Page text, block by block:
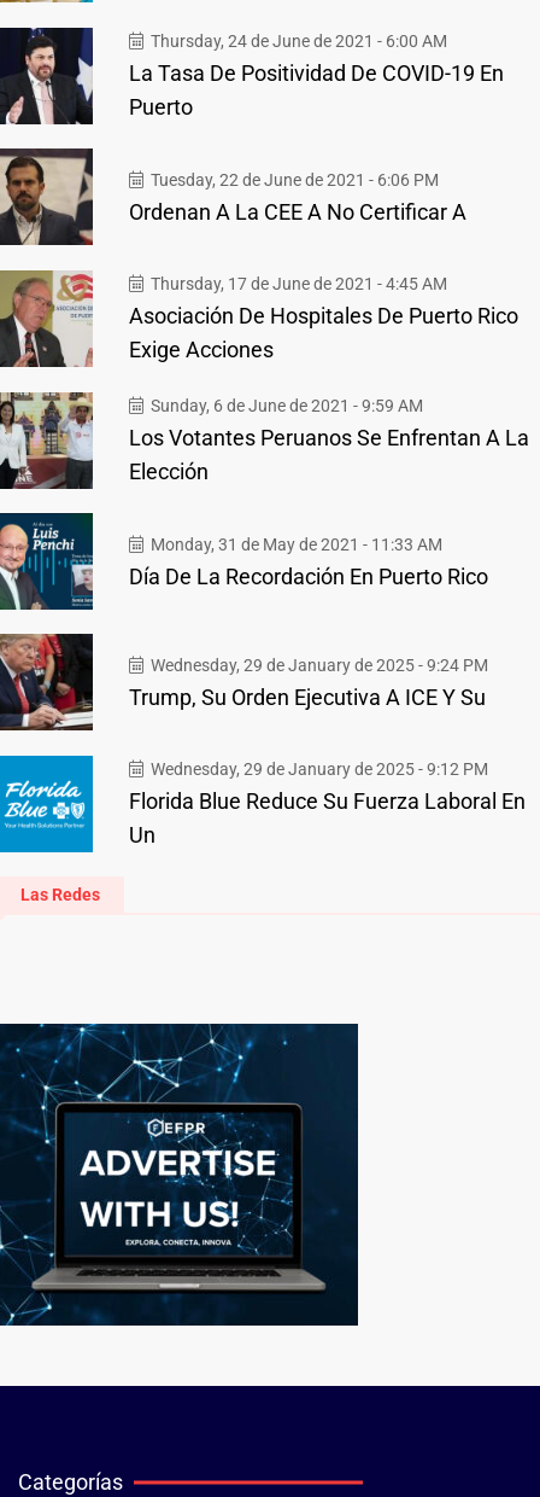
Thursday, 24 de June de 2021 - 6:00 AM
La Tasa De Positividad De COVID-19 En
Puerto
Tuesday, 22 de June de 2021 - 6:06 PM
Ordenan A La CEE A No Certificar A
Thursday, 17 de June de 2021 - 4:45 AM
Asociación De Hospitales De Puerto Rico
Exige Acciones
Sunday, 6 de June de 2021 - 9:59 AM
Los Votantes Peruanos Se Enfrentan A La
Elección
Monday, 31 de May de 2021 - 11:33 AM
Día De La Recordación En Puerto Rico
Wednesday, 29 de January de 2025 - 9:24 PM
Trump, Su Orden Ejecutiva A ICE Y Su
Wednesday, 29 de January de 2025 - 9:12 PM
Florida Blue Reduce Su Fuerza Laboral En
Un
Las Redes
Categorías